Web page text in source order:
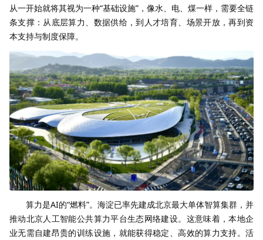
从一开始就将其视为一种“基础设施”，像水、电、煤一样，需要全链
条支撑：从底层算力、数据供给，到人才培育、场景开放，再到资
本支持与制度保障。
算力是AI的“燃料”。海淀已率先建成北京最大单体智算集群，并
推动北京人工智能公共算力平台生态网络建设。这意味着，本地企
业无需自建昂贵的训练设施，就能获得稳定、高效的算力支持。活